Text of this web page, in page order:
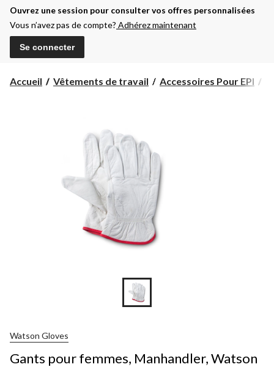
changer
Ouvrez une session pour consulter vos offres personnalisées
Vous n’avez pas de compte? Adhérez maintenant
Se connecter
Accueil Vêtements de travail Accessoires Pour EPI
Watson Gloves
Gants pour femmes, Manhandler, Watson